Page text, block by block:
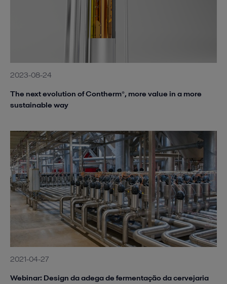
2023-08-24
The next evolution of Contherm®, more value in a more
sustainable way
2021-04-27
Webinar: Design da adega de fermentação da cervejaria